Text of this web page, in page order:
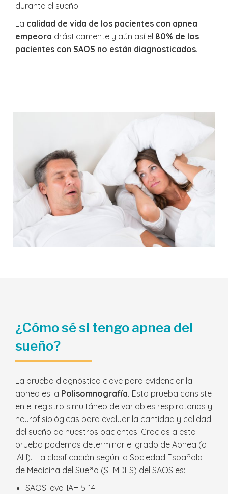
durante el sueño.
La calidad de vida de los pacientes con apnea
empeora drásticamente y aún así el 80% de los
pacientes con SAOS no están diagnosticados.
¿Cómo sé si tengo apnea del
sueño?
La prueba diagnóstica clave para evidenciar la
apnea es la Polisomnografía. Esta prueba consiste
en el registro simultáneo de variables respiratorias y
neurofisiológicas para evaluar la cantidad y calidad
del sueño de nuestros pacientes. Gracias a esta
prueba podemos determinar el grado de Apnea (o
IAH). La clasificación según la Sociedad Española
de Medicina del Sueño (SEMDES) del SAOS es:
SAOS leve: IAH 5-14